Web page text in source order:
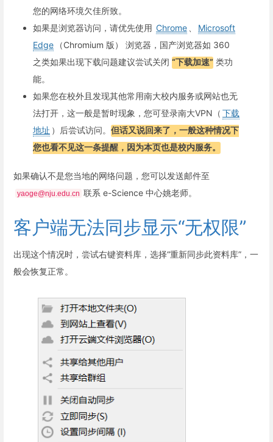
您的网络环境欠佳所致。
如果是浏览器访问，请优先使用 Chrome
Microsoft
Edge
（Chromium 版） 浏览器，国产浏览器如 360
之类如果出现下载问题建议尝试关闭 “下载加速” 类功
能。
如果您在校外且发现其他常用南大校内服务或网站也无
法打开，这一般是暂时现象，您可登录南大VPN（ 下载
地址 ）后尝试访问。 但话又说回来了，一般这种情况下
您也看不见这一条提醒，因为本页也是校内服务。
如果确认不是您当地的网络问题，您可以发送邮件至
yaoge@nju.edu.cn 联系 e-Science 中心姚老师。
客户端无法同步显示“无权限”
出现这个情况时，尝试右键资料库，选择“重新同步此资料库”，一
般会恢复正常。